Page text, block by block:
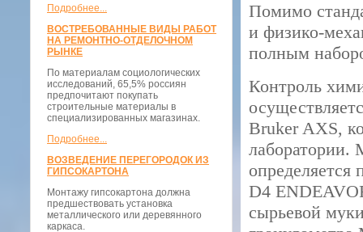
Подробнее...
ВОСТРЕБОВАННЫЕ ВИДЫ РАБОТ
НА РЕМОНТНО-ОТДЕЛОЧНОМ
РЫНКЕ
По материалам социологических
исследований, 65,5% россиян
предпочитают покупать
строительные материалы в
специализированных магазинах.
Подробнее...
ВОЗВЕДЕНИЕ ПЕРЕГОРОДОК ИЗ
ГИПСОКАРТОНА
Монтажу гипсокартона должна
предшествовать установка
металлического или деревянного
каркаса.
Помимо
и физико-
полным
Контроль
Bruker AXS,
лаборатории.
определяется
D4
сырьевой